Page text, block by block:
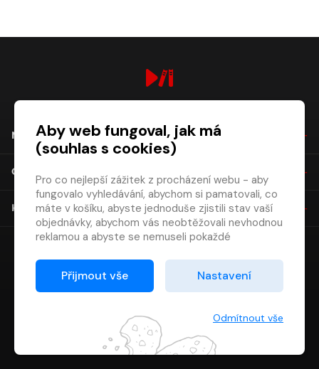
NÁKUP
O SPOLEČNOSTI
KONTAKT
Aby web fungoval, jak má
(souhlas s cookies)
Pro co nejlepší zážitek z procházení webu - aby
fungovalo vyhledávání, abychom si pamatovali, co
máte v košíku, abyste jednoduše zjistili stav vaší
objednávky, abychom vás neobtěžovali nevhodnou
reklamou a abyste se nemuseli pokaždé
Proto od vás potřebujeme souhlas se
zpracováním souborů cookies
Děkujeme, že nám ho dáte a pomůžete nám tak
Přijmout vše Nastavení
Odmítnout vše